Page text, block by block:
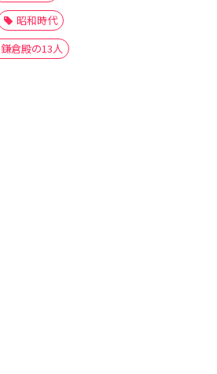
昭和時代
鎌倉殿の13人